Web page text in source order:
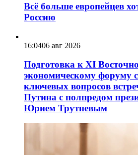
Всё больше европейцев
Россию
16:0406 авг 2026
Подготовка к XI
экономическому форуму
ключевых вопросов
Путина с полпредом
Юрием Трутневым